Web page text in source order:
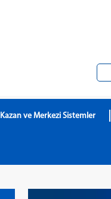
Kazan ve Merkezi Sistemler